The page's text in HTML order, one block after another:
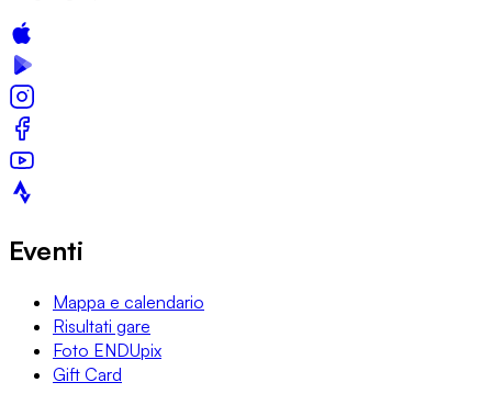
Eventi
Mappa e calendario
Risultati gare
Foto ENDUpix
Gift Card